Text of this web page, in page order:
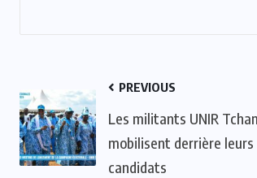
PREVIOUS
Les militants UNIR
mobilisent derrière leurs
candidats
“L’Afrique Couture”
l’Adjafi Fashion
réinvente la mode avec